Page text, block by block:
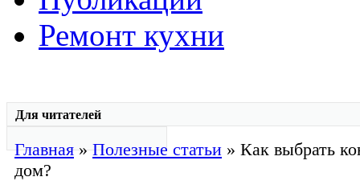
Ремонт кухни
Для читателей
Главная»Полезные статьи » Как выбрать
дом?